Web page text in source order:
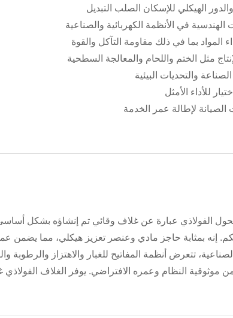
الهيكلي للإسكان الصلب التبديل
الهندسية في الأنظمة الكهربائية والصناعية
المواد بما في ذلك مقاومة التآكل والقوة
مثل الختم واللحام والمعالجة السطحية
والتحديات البيئية
للأداء الأمثل
لإطالة عمر الخدمة
الفولاذي عبارة عن غلاف وقائي تم إنشاؤه بشكل
إنه بمثابة حاجز مادي وعنصر تعزيز هيكلي، مما يضمن
تتعرض أنظمة المفاتيح للغبار والاهتزاز
موثوقية النظام وعمره الافتراضي. يوفر الغلاف